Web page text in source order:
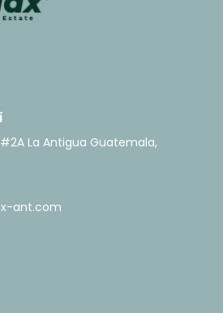
La Antigua Guatemala,
ant.com